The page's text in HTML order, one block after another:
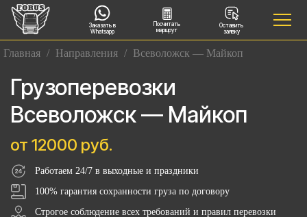
Заказать в
Whatsapp
Посчитать
маршрут
Оставить
заявку
Главная / Направления / Всеволожск — Майкоп
Грузоперевозки
Всеволожск — Майкоп
от 12000 руб.
Работаем 24/7 в выходные и праздники
100% гарантия сохранности груза по договору
Строгое соблюдение всех требований и правил перевозки